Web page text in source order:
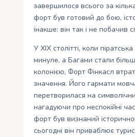
завершилося всього за кілька
форт був готовий до бою,
інакше: він так і не побачив
У XIX столітті, коли
минуле, а Багами стали
колонією, Форт Фінкасл
значення. Його гармати
перетворилася на
нагадуючи про неспокійні
форт був визнаний
сьогодні він приваблює